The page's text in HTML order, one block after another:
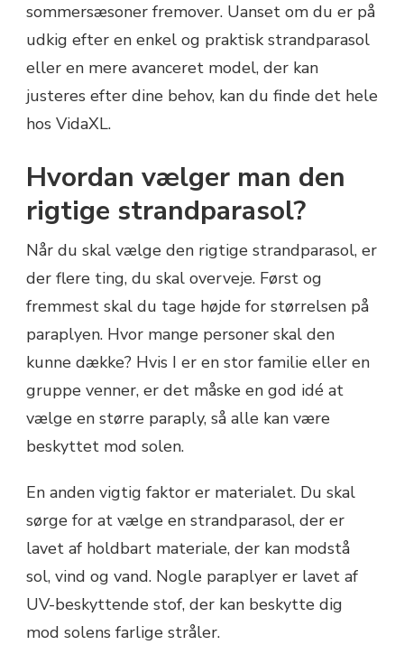
sommersæsoner fremover. Uanset om du er på
udkig efter en enkel og praktisk strandparasol
eller en mere avanceret model, der kan
justeres efter dine behov, kan du finde det hele
hos VidaXL.
Hvordan vælger man den
rigtige strandparasol?
Når du skal vælge den rigtige strandparasol, er
der flere ting, du skal overveje. Først og
fremmest skal du tage højde for størrelsen på
paraplyen. Hvor mange personer skal den
kunne dække? Hvis I er en stor familie eller en
gruppe venner, er det måske en god idé at
vælge en større paraply, så alle kan være
beskyttet mod solen.
En anden vigtig faktor er materialet. Du skal
sørge for at vælge en strandparasol, der er
lavet af holdbart materiale, der kan modstå
sol, vind og vand. Nogle paraplyer er lavet af
UV-beskyttende stof, der kan beskytte dig
mod solens farlige stråler.